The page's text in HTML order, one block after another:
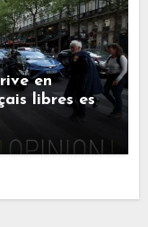
en
libres est